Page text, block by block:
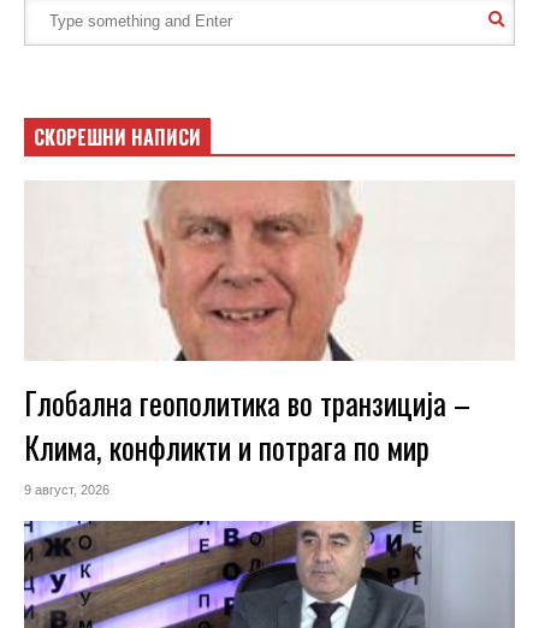
СКОРЕШНИ НАПИСИ
Глобална геополитика во транзиција –
Клима, конфликти и потрага по мир
9 август, 2026